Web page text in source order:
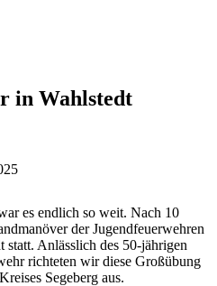
in Wahlstedt
es endlich so weit. Nach 10
der Jugendfeuerwehren
statt. Anlässlich des 50-jährigen
richteten wir diese Großübung
Segeberg aus.